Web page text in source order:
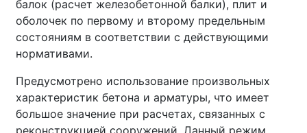
балок (расчет железобетонной балки), плит и
оболочек по первому и второму предельным
состояниям в соответствии с действующими
нормативами.
Предусмотрено использование произвольных
характеристик бетона и арматуры, что имеет
большое значение при расчетах, связанных с
реконструкцией сооружений. Данный режим